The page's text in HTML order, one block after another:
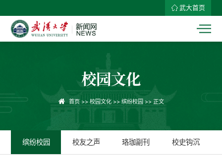
武大首页
校园文化
首页>> 校园文化>> 缤纷校园 >> 正文
缤纷校园 校友之声 珞珈副刊 校史钩沉